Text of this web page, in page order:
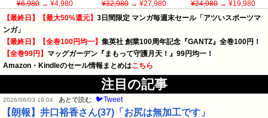
¥6,980→ ¥4,980 ¥32,980→ ¥27,980 ¥24,980→ ¥19,980
【最終日】【最大50%還元】 3日間限定 マンガ毎週末セール「アツいスポーツマ
ンガ」
【最終日】【全巻100円均一】 集英社 創業100周年記念『GANTZ』全巻100円！
【全巻99円】 マッグガーデン『まもって守護月天！』99円均一！
Amazon・Kindleのセール情報まとめはこちら
注目の記事
2026/06/03 19:04 あとで読む 🐦Tweet
【朗報】井口裕香さん(37)「お尻は無加工です」